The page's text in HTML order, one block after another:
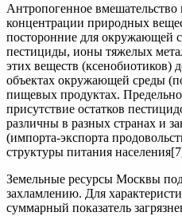
Антропогенное
концентрации природных
посторонние для окружающей
пестициды, ионы тяжелых
этих веществ (ксенобиотиков)
объектах окружающей среды
пищевых продуктах.
присутствие остатков
различны в разных странах и
(импорта-экспорта
структуры питания
Земельные ресурсы Москвы
захламлению. Для
суммарный показатель